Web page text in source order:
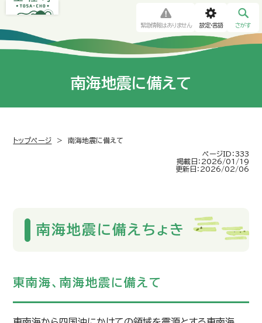
緊急情報はありません 設定・言語 さがす
南海地震に備えて
トップページ >
南海地震に備えて
ページID：333
掲載日：2026/01/19
更新日：2026/02/06
南海地震に備えちょき
東南海、南海地震に備えて